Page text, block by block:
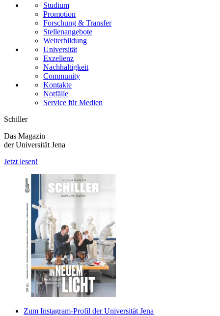
Studium
Promotion
Forschung & Transfer
Stellenangebote
Weiterbildung
Universität
Exzellenz
Nachhaltigkeit
Community
Kontakte
Notfälle
Service für Medien
Schiller
Das Magazin
der Universität Jena
Jetzt lesen!
Zum Instagram-Profil der Universität Jena